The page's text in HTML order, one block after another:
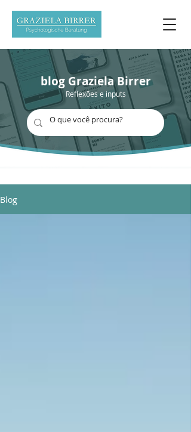
blog Graziela Birrer
Reflexões e inputs
Blog